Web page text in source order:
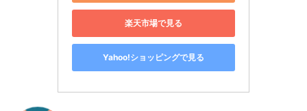
楽天市場で見る
Yahoo!ショッピングで見る